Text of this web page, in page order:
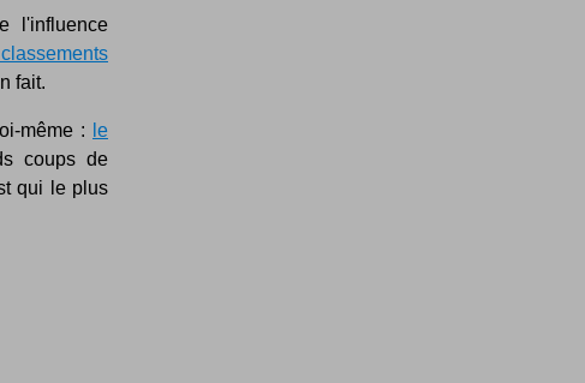
l'influence
fait.
même :
le
coups de
qui le plus